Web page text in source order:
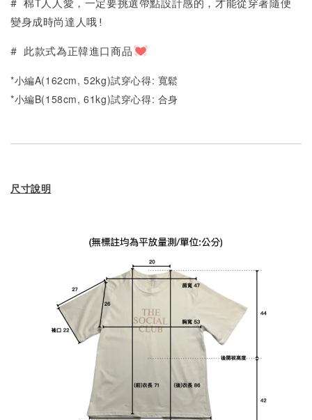
變身成時尚達人哦!
# 此款式為正韓進口商品
*小編A(162cm, 52kg)試穿心得: 寬鬆
*小編B(158cm, 61kg)試穿心得: 合身
尺寸說明